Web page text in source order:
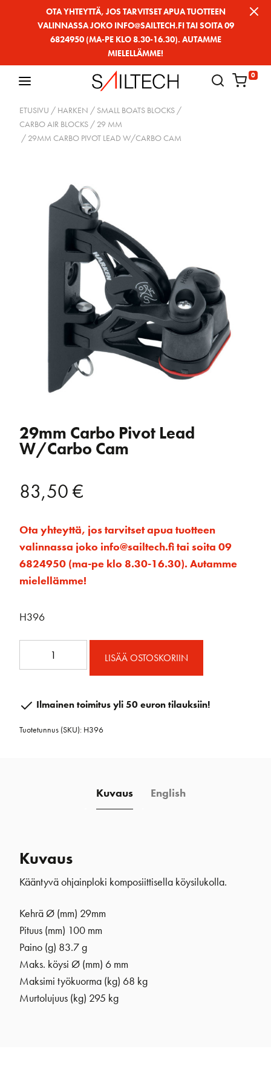
OTA YHTEYTTÄ, JOS TARVITSET APUA TUOTTEEN
VALINNASSA JOKO INFO@SAILTECH.FI TAI SOITA 09
6824950 (MA-PE KLO 8.30-16.30). AUTAMME
MIELELLÄMME!
0
ETUSIVU / HARKEN / SMALL BOATS BLOCKS /
CARBO AIR BLOCKS / 29 MM
/ 29MM CARBO PIVOT LEAD W/CARBO CAM
29mm Carbo Pivot Lead
W/Carbo Cam
83,50€
Ota yhteyttä, jos tarvitset apua tuotteen
valinnassa joko info@sailtech.fi tai soita 09
6824950 (ma-pe klo 8.30-16.30). Autamme
mielellämme!
H396
Lead
Cam
LISÄÄ OSTOSKORIIN
Ilmainen toimitus yli 50 euron tilauksiin!
Tuotetunnus (SKU): H396
Kuvaus English
Kuvaus
Kääntyvä ohjainploki komposiittisella köysilukolla.
Kehrä Ø (mm) 29mm
Pituus (mm) 100 mm
Paino (g) 83.7 g
Maks. köysi Ø (mm) 6 mm
Maksimi työkuorma (kg) 68 kg
Murtolujuus (kg) 295 kg